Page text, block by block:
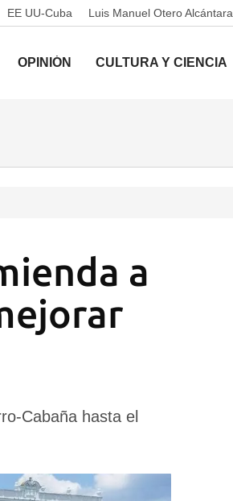
EE UU-Cuba Luis Manuel Otero Alcántara
OPINIÓN CULTURA Y CIENCIA
a
Cabaña hasta el